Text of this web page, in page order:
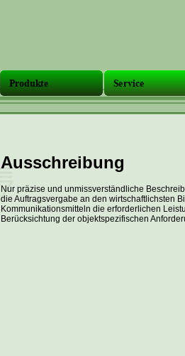
Ausschreibung
Nur präzise und unmissverständliche
die Auftragsvergabe an den wirtschaftlichsten
Kommunikationsmitteln die erforderlichen
Berücksichtung der objektspezifischen